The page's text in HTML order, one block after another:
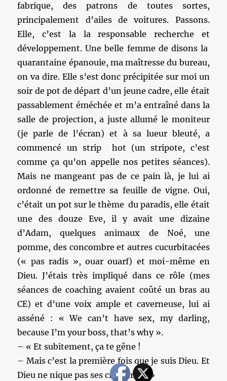
fabrique, des patrons de toutes sortes,
principalement d’ailes de voitures. Passons.
Elle, c’est la la responsable recherche et
développement. Une belle femme de disons la
quarantaine épanouie, ma maîtresse du bureau,
on va dire. Elle s’est donc précipitée sur moi un
soir de pot de départ d’un jeune cadre, elle était
passablement éméchée et m’a entraîné dans la
salle de projection, a juste allumé le moniteur
(je parle de l’écran) et à sa lueur bleuté, a
commencé un strip hot (un stripote, c’est
comme ça qu’on appelle nos petites séances).
Mais ne mangeant pas de ce pain là, je lui ai
ordonné de remettre sa feuille de vigne. Oui,
c’était un pot sur le thème du paradis, elle était
une des douze Eve, il y avait une dizaine
d’Adam, quelques animaux de Noé, une
pomme, des concombre et autres cucurbitacées
(« pas radis », ouar ouarf) et moi-même en
Dieu. J’étais très impliqué dans ce rôle (mes
séances de coaching avaient coûté un bras au
CE) et d’une voix ample et caverneuse, lui ai
asséné : « We can’t have sex, my darling,
because I’m your boss, that’s why ».
– « Et subitement, ça te gêne !
– Mais c’est la première fois que je suis Dieu. Et
Dieu ne nique pas ses créatures ! »